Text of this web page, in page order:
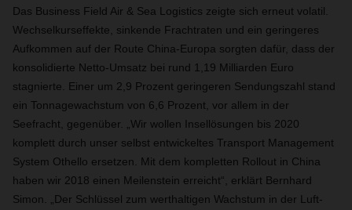
Das Business Field Air & Sea Logistics zeigte sich erneut volatil.
Wechselkurseffekte, sinkende Frachtraten und ein geringeres
Aufkommen auf der Route China-Europa sorgten dafür, dass der
konsolidierte Netto-Umsatz bei rund 1,19 Milliarden Euro
stagnierte. Einer um 2,9 Prozent geringeren Sendungszahl stand
ein Tonnagewachstum von 6,6 Prozent, vor allem in der
Seefracht, gegenüber. „Wir wollen Insellösungen bis 2020
komplett durch unser selbst entwickeltes Transport Management
System Othello ersetzen. Mit dem kompletten Rollout in China
haben wir 2018 einen Meilenstein erreicht“, erklärt Bernhard
Simon. „Der Schlüssel zum werthaltigen Wachstum in der Luft-